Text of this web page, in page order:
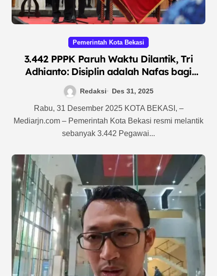
Pemerintah Kota Bekasi
3.442 PPPK Paruh Waktu Dilantik, Tri
Adhianto: Disiplin adalah Nafas bagi
Redaksi Des 31, 2025
Rabu, 31 Desember 2025 KOTA BEKASI, –
Mediarjn.com – Pemerintah Kota Bekasi resmi melantik
sebanyak 3.442 Pegawai...